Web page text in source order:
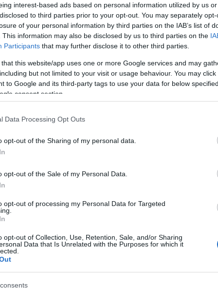
interest-based ads based on personal information utilized by us
to third parties prior to your opt-out. You may separately
of your personal information by third parties on the IAB’s list of
This information may also be disclosed by us to third parties on the
Participants that may further disclose it to other third parties.
that this website/app uses one or more Google services and may
but not limited to your visit or usage behaviour. You may
to Google and its third-party tags to use your data for below
consent section.
Data Processing Opt Outs
opt-out of the Sharing of my personal data.
opt-out of the Sale of my Personal Data.
opt-out of processing my Personal Data for Targeted
opt-out of Collection, Use, Retention, Sale, and/or Sharing
Data that Is Unrelated with the Purposes for which it
egyedül létrehozni a színpadon úgy, hogy nincs
Milyen, ha csak akkor lesz jó az előadás, ha én jó
e egyedül érdekes, fenn tudom-e tartani a
e mesélni egy kerek sztorit, vagy akár egy egész
aPillangóban és nem egyedül teszem ezt, ott van
(Bojkovszky Zsolt), aki az előadás zörejeiért,
raboskodó elítélt szerepébe hogyan tudtál
formákat keressünk az előadásban, amik nem
fizikailag. Azt szerettük volna, hogy egy-egy
így kerüljek közelebb Henri nehézségeihez.
próbáltuk lebontani a gátlásaimat.
le tudtam tenni az előkészítés alatt.
a valóságban nem tudták bizonyítani. Te hogyan
azt, amit Henri állít, szóval, hogy ártatlanul
rossz dolgokat, de mi nem innét
és amit erősen tudunk a mához is kapcsolni